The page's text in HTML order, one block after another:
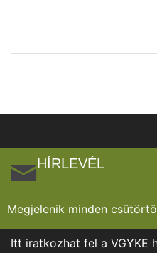
HÍRLEVÉL
Megjelenik minden
Itt iratkozhat fel a VGYKE